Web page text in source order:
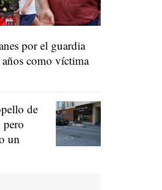
por el guardia
como víctima
de
pero
un